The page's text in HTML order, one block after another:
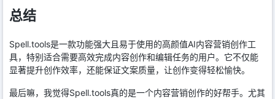
总结
Spell.tools是一款功能强大且易于使用的高颜值AI内容营销创作工
具，特别适合需要高效完成内容创作和编辑任务的用户。它不仅能
显著提升创作效率，还能保证文案质量，让创作变得轻松愉快。
最后嘛，我觉得Spell.tools真的是一个内容营销创作的好帮手。尤其